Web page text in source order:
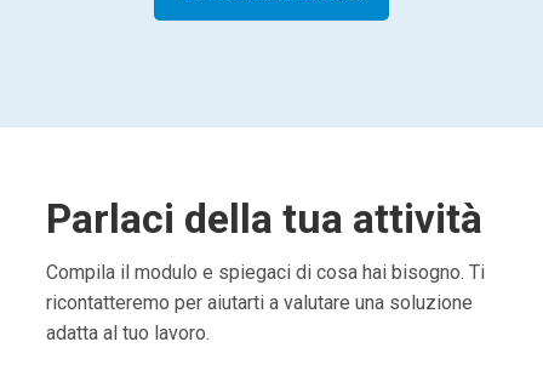
Parlaci della tua attività
Compila il modulo e spiegaci di cosa hai bisogno. Ti
ricontatteremo per aiutarti a valutare una soluzione
adatta al tuo lavoro.